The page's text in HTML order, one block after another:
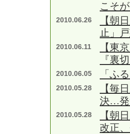
こそ
2010.06.26
【朝
止」
2010.06.11
【東
『裏
2010.06.05 「ふ
2010.05.28
【毎
決…発
2010.05.28
【朝
改正